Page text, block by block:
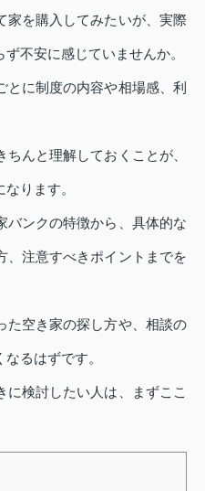
家を購入してみたいが、実際
不安に感じていませんか。
に制度の内容や相場感、利
んと理解しておくことが、
ります。
バンクの特徴から、具体的な
、注意すべきポイントまでを
た空き家の探し方や、相談の
るはずです。
検討したい人は、まずここ